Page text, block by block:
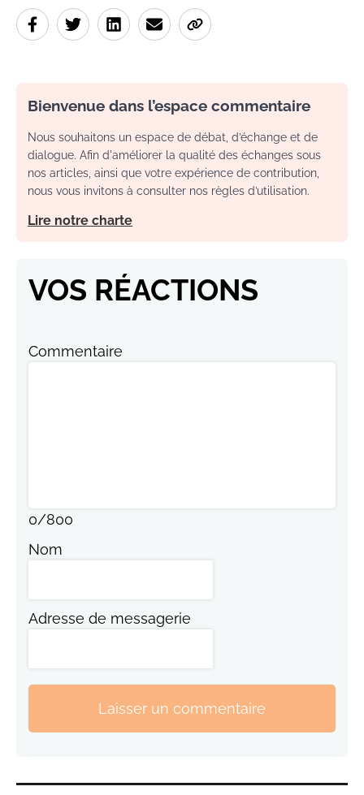
Bienvenue dans l’espace commentaire
Nous souhaitons un espace de débat, d’échange et de
dialogue. Afin d'améliorer la qualité des échanges sous
nos articles, ainsi que votre expérience de contribution,
nous vous invitons à consulter nos règles d’utilisation.
Lire notre charte
VOS RÉACTIONS
Commentaire
0/800
Nom
Adresse de messagerie
Laisser un commentaire